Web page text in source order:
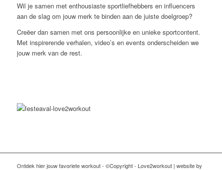
Wil je samen met enthousiaste sportliefhebbers en influencers
aan de slag om jouw merk te binden aan de juiste doelgroep?
Creëer dan samen met ons persoonlijke en unieke sportcontent.
Met inspirerende verhalen, video’s en events onderscheiden we
jouw merk van de rest.
Ontdek hier jouw favoriete workout - ©Copyright - Love2workout | website by